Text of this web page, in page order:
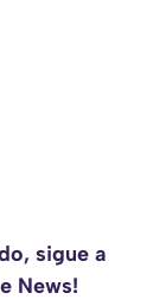
sigue a
News!